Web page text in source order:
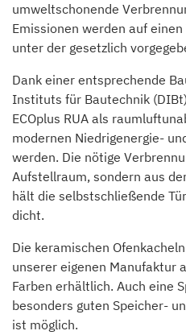
umweltschonende
Emissionen werden auf
unter der gesetzlich
Dank einer entsprechende
Instituts für Bautechnik
ECOplus RUA als
modernen Niedrigenergie-
werden. Die nötige
Aufstellraum, sondern aus
hält die selbstschließende
dicht.
Die keramischen
unserer eigenen Manufaktur
Farben erhältlich. Auch eine
besonders guten Speicher-
ist möglich.